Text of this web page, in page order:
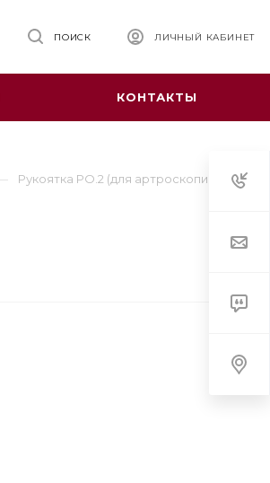
ЛИЧНЫЙ КАБИНЕТ
ПОИСК
КОНТАКТЫ
Рукоятка РО.2 (для артроскопии)